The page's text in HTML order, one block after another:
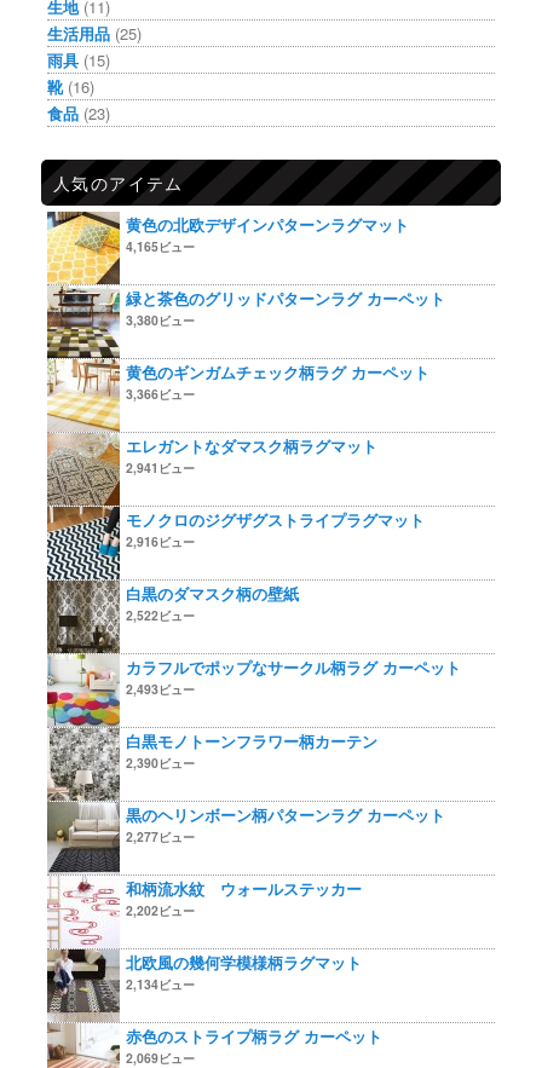
生地(11)
生活用品 (25)
雨具 (15)
靴(16)
食品 (23)
人気のアイテム
黄色の北欧デザインパターンラグマット
4,165ビュー
緑と茶色のグリッドパターンラグ カーペット
3,380ビュー
黄色のギンガムチェック柄ラグ カーペット
3,366ビュー
エレガントなダマスク柄ラグマット
2,941ビュー
モノクロのジグザグストライプラグマット
2,916ビュー
白黒のダマスク柄の壁紙
2,522ビュー
カラフルでポップなサークル柄ラグ カーペット
2,493ビュー
白黒モノトーンフラワー柄カーテン
2,390ビュー
黒のヘリンボーン柄パターンラグ カーペット
2,277ビュー
和柄流水紋 ウォールステッカー
2,202ビュー
北欧風の幾何学模様柄ラグマット
2,134ビュー
赤色のストライプ柄ラグ カーペット
2,069ビュー